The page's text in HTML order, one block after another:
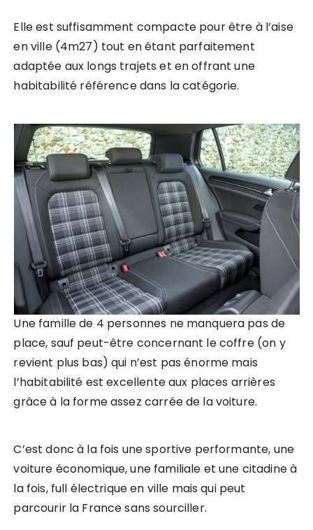
Elle est suffisamment compacte pour être à l’aise
en ville (4m27) tout en étant parfaitement
adaptée aux longs trajets et en offrant une
habitabilité référence dans la catégorie.
Une famille de 4 personnes ne manquera pas de
place, sauf peut-être concernant le coffre (on y
revient plus bas) qui n’est pas énorme mais
l’habitabilité est excellente aux places arrières
grâce à la forme assez carrée de la voiture.
C’est donc à la fois une sportive performante, une
voiture économique, une familiale et une citadine à
la fois, full électrique en ville mais qui peut
parcourir la France sans sourciller.